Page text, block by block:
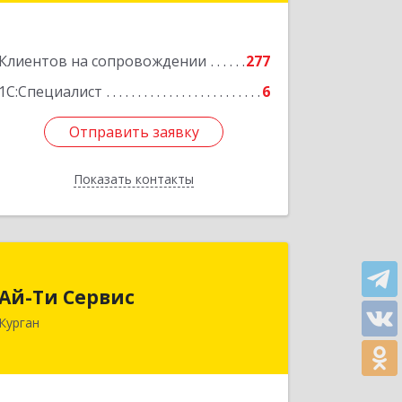
Клиентов на сопровождении
277
1С:Специалист
6
Отправить заявку
Показать контакты
Подробнее
Отправить заявку
Назад
Ти Сервис
Курган
640032, Курганская обл, г.о. Город
Курган, Курган г, Бажова ул, дом № 49,